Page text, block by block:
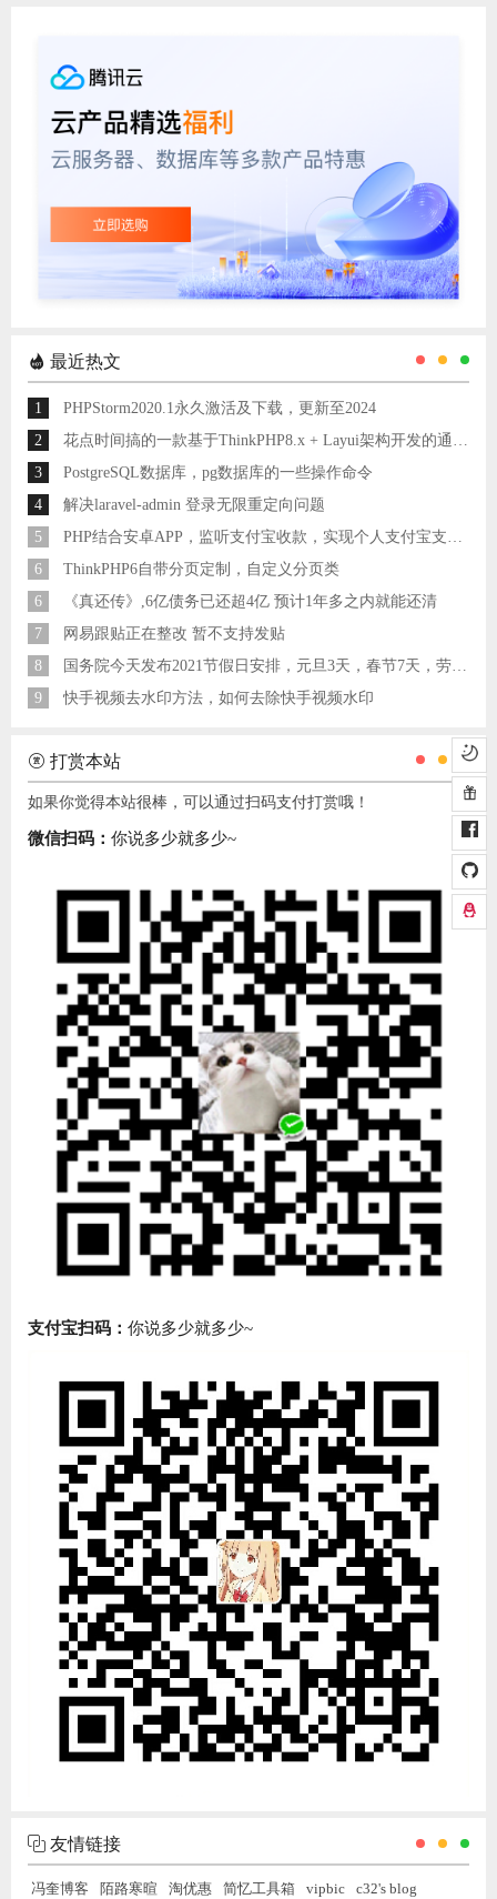
最近热文
1
PHPStorm2020.1永久激活及下载，更新至2024
2
3
PostgreSQL数据库，pg数据库的一些操作命令
4
解决laravel-admin 登录无限重定向问题
5
6
ThinkPHP6自带分页定制，自定义分页类
6
《真还传》,6亿债务已还超4亿 预计1年多之内就能还清
7
网易跟贴正在整改 暂不支持发贴
8
国务院今天发布2021节假日安排，元旦3天，春节7天，劳动节5天
9
快手视频去水印方法，如何去除快手视频水印
打赏本站
如果你觉得本站很棒，可以通过扫码支付打赏哦！
微信扫码： 你说多少就多少~
支付宝扫码： 你说多少就多少~
友情链接
冯奎博客 陌路寒暄 淘优惠 简忆工具箱 vipbic
c32's blog